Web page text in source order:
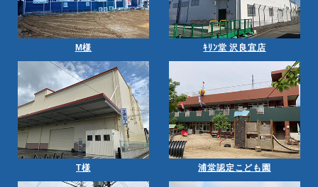
M様 ｷﾘﾝ堂 沢良宜店
T様 浦堂認定こども園